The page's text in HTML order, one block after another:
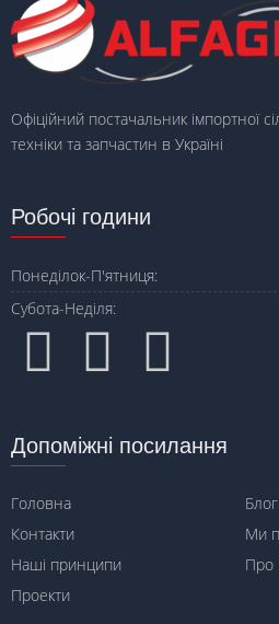
Офіційний постачальник імпортної
техніки та запчастин в Україні
Робочі години
Понеділок-П'ятниця:
Субота-Неділя:
Допоміжні посилання
Головна
Блог
Контакти
Ми
Наші принципи
Про
Проекти